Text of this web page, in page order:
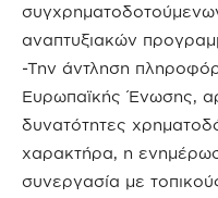
αναπτυξιακών
-Την άντληση
Ευρωπαϊκής Ένωσης,
δυνατότητες
χαρακτήρα, η
συνεργασία με